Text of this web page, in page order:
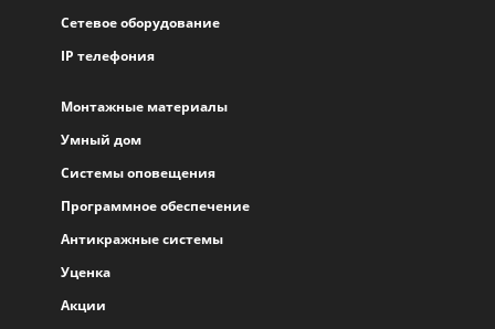
Сетевое оборудование
IP телефония
Монтажные материалы
Умный дом
Системы оповещения
Программное обеспечение
Антикражные системы
Уценка
Акции